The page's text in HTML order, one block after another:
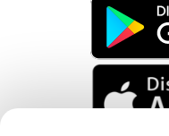
TAMBIÉN